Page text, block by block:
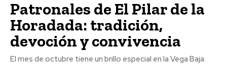
Patronales de El Pilar de la
Horadada: tradición,
devoción y convivencia
El mes de octubre tiene un brillo especial en la Vega Baja.